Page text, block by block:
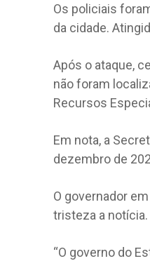
Os policiais
da cidade.
Após o ataque,
não foram
Recursos
Em nota, a
dezembro de
O governador
tristeza a notícia.
“O governo do